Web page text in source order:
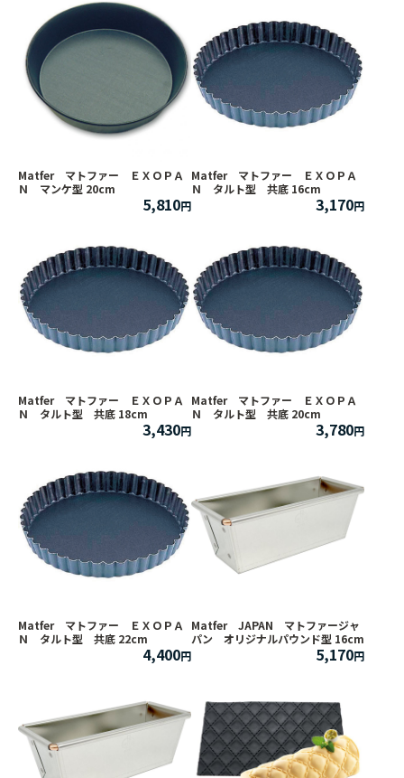
Matfer マトファー ＥＸＯＰＡ
Ｎ マンケ型 20cm
5,810
Matfer マトファー ＥＸＯＰＡ
Ｎ タルト型 共底 16cm
3,170
Matfer マトファー ＥＸＯＰＡ
Ｎ タルト型 共底 18cm
3,430
Matfer マトファー ＥＸＯＰＡ
Ｎ タルト型 共底 20cm
3,780
Matfer マトファー ＥＸＯＰＡ
Ｎ タルト型 共底 22cm
4,400
Matfer JAPAN マトファージャ
パン オリジナルパウンド型 16cm
5,170